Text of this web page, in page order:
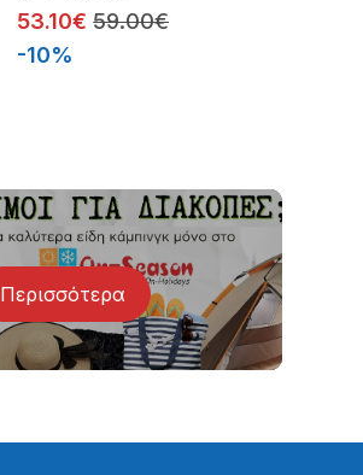
53.10€ 59.00€
-10%
Περισσότερα